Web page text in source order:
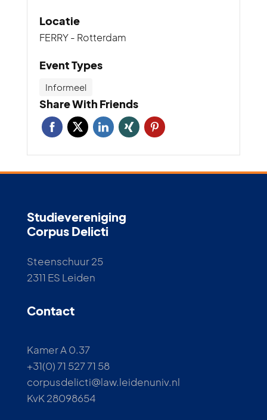
Locatie
FERRY - Rotterdam
Event Types
Informeel
Share With Friends
Studievereniging
Corpus Delicti
Steenschuur 25
2311 ES Leiden
Contact
Kamer A 0.37
+31(0) 71 527 71 58
corpusdelicti@law.leidenuniv.nl
KvK 28098654